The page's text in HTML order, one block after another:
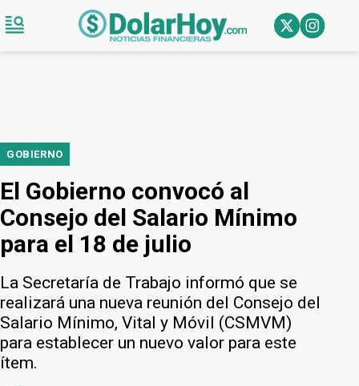
GOBIERNO
El Gobierno convocó al
Consejo del Salario Mínimo
para el 18 de julio
La Secretaría de Trabajo informó que se
realizará una nueva reunión del Consejo del
Salario Mínimo, Vital y Móvil (CSMVM)
para establecer un nuevo valor para este
ítem.